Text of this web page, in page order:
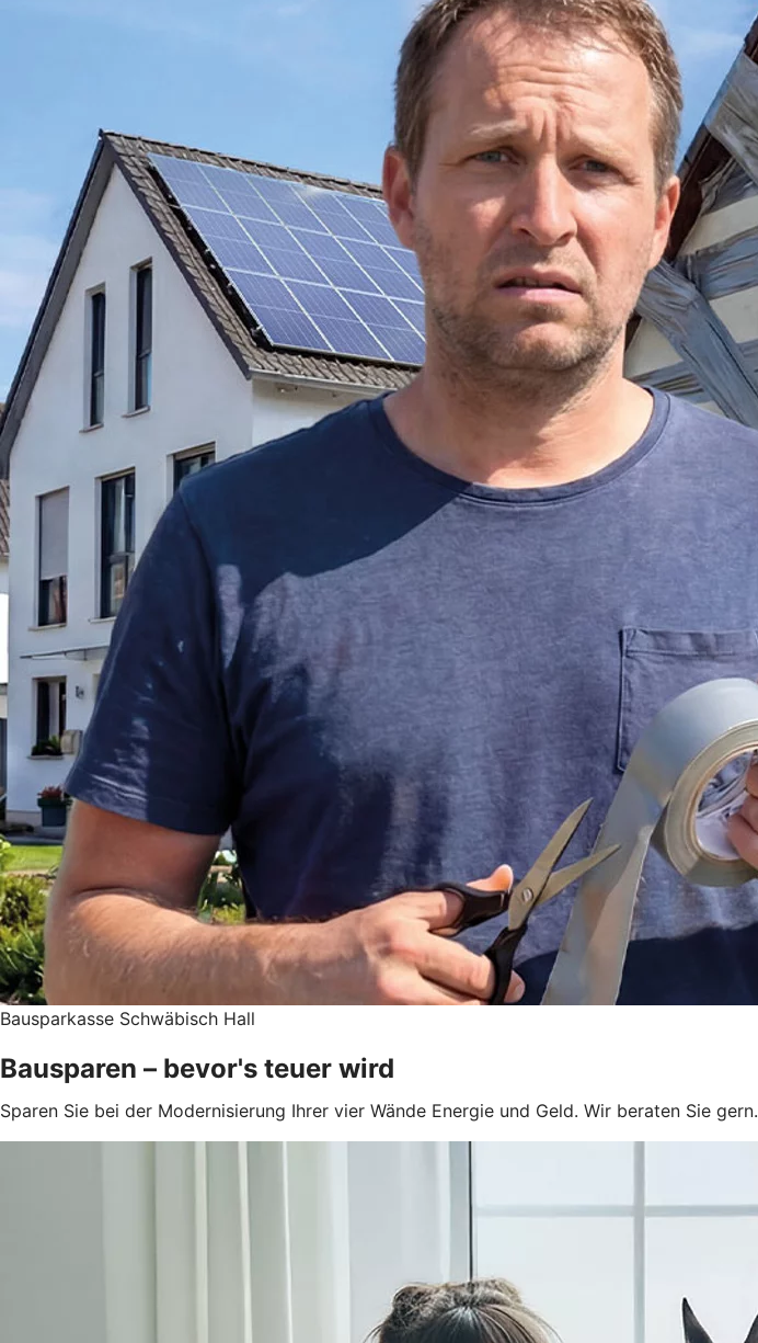
Bausparkasse Schwäbisch Hall
Bausparen – bevor's teuer wird
Sparen Sie bei der Modernisierung Ihrer vier Wände Energie und Geld. Wir beraten Sie gern.